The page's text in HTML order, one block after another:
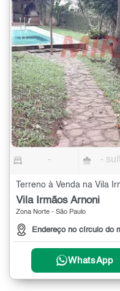
- -
Terreno à Venda na Vila
Vila Irmãos Arnoni
Zona Norte - São Paulo
Endereço no círculo do
WhatsApp